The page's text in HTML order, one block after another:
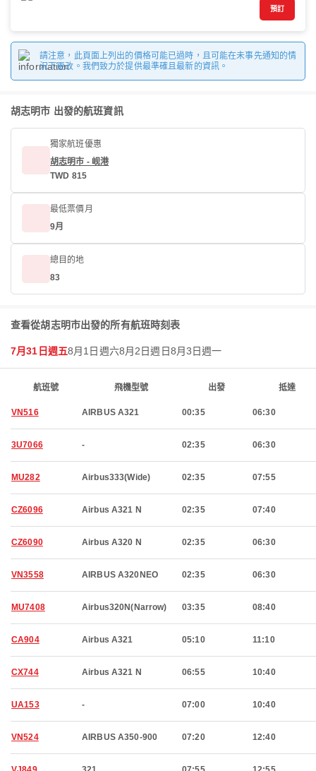
預訂
請注意，此頁面上列出的價格可能已過時，且可能在未事先通知的情
況下更改。我們致力於提供最準確且最新的資訊。
胡志明市 出發的航班資訊
獨家航班優惠
胡志明市 - 岘港
TWD 815
最低票價月
9月
總目的地
83
查看從胡志明市出發的所有航班時刻表
7月31日週五8月1日週六8月2日週日8月3日週一
航班號 飛機型號 出發 抵達
VN516 AIRBUS A321 00:35 06:30
3U7066 - 02:35 06:30
MU282 Airbus333(Wide) 02:35 07:55
CZ6096 Airbus A321 N 02:35 07:40
CZ6090 Airbus A320 N 02:35 06:30
VN3558 AIRBUS A320NEO 02:35 06:30
MU7408 Airbus320N(Narrow) 03:35 08:40
CA904 Airbus A321 05:10 11:10
CX744 Airbus A321 N 06:55 10:40
UA153 - 07:00 10:40
VN524 AIRBUS A350-900 07:20 12:40